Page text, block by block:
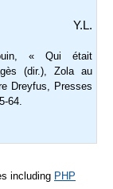
Y.L.
« Qui était
(dir.), Zola au
Dreyfus, Presses
64.
including PHP